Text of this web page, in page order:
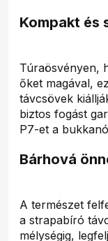
Kompakt és
Túraösvényen,
őket magával,
távcsövek
biztos fogást
P7-et a
Bárhová
A természet
a strapabíró
mélységig,